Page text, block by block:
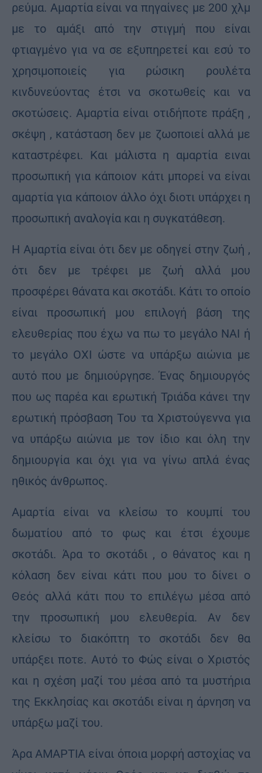
ρεύμα. Αμαρτία είναι να πηγαίνες με 200 χλμ
με το αμάξι από την στιγμή που είναι
φτιαγμένο για να σε εξυπηρετεί και εσύ το
χρησιμοποιείς για ρώσικη ρουλέτα
κινδυνεύοντας έτσι να σκοτωθείς και να
σκοτώσεις. Αμαρτία είναι οτιδήποτε πράξη ,
σκέψη , κατάσταση δεν με ζωοποιεί αλλά με
καταστρέφει. Και μάλιστα η αμαρτία ειναι
προσωπική για κάποιον κάτι μπορεί να είναι
αμαρτία για κάποιον άλλο όχι διοτι υπάρχει η
προσωπική αναλογία και η συγκατάθεση.
Η Αμαρτία είναι ότι δεν με οδηγεί στην ζωή ,
ότι δεν με τρέφει με ζωή αλλά μου
προσφέρει θάνατα και σκοτάδι. Κάτι το οποίο
είναι προσωπική μου επιλογή βάση της
ελευθερίας που έχω να πω το μεγάλο ΝΑΙ ή
το μεγάλο ΟΧΙ ώστε να υπάρξω αιώνια με
αυτό που με δημιούργησε. Ένας δημιουργός
που ως παρέα και ερωτική Τριάδα κάνει την
ερωτική πρόσβαση Του τα Χριστούγεννα για
να υπάρξω αιώνια με τον ίδιο και όλη την
δημιουργία και όχι για να γίνω απλά ένας
ηθικός άνθρωπος.
Αμαρτία είναι να κλείσω το κουμπί του
δωματίου από το φως και έτσι έχουμε
σκοτάδι. Άρα το σκοτάδι , ο θάνατος και η
κόλαση δεν είναι κάτι που μου το δίνει ο
Θεός αλλά κάτι που το επιλέγω μέσα από
την προσωπική μου ελευθερία. Αν δεν
κλείσω το διακόπτη το σκοτάδι δεν θα
υπάρξει ποτε. Αυτό το Φώς είναι ο Χριστός
και η σχέση μαζί του μέσα από τα μυστήρια
της Εκκλησίας και σκοτάδι είναι η άρνηση να
υπάρξω μαζί του.
Άρα ΑΜΑΡΤΙΑ είναι όποια μορφή αστοχίας να